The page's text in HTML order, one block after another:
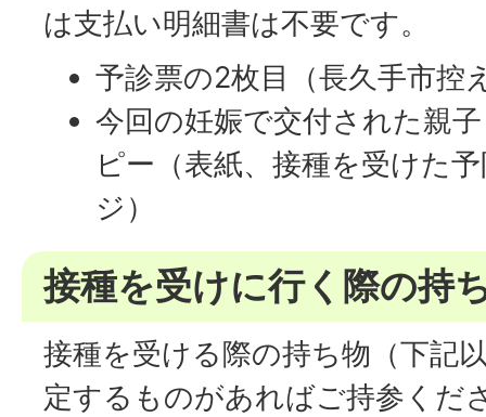
は支払い明細書は不要です。
予診票の2枚目（長久手市控
今回の妊娠で交付された親
ピー（表紙、接種を受けた
ジ）
接種を受けに行く際の持
接種を受ける際の持ち物（下記
定するものがあればご持参くだ